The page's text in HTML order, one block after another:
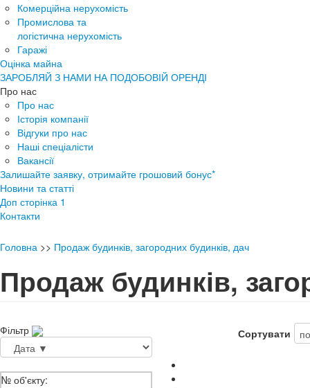
Комерційна нерухомість
Промислова та
логістична нерухомість
Гаражі
Оцінка майна
ЗАРОБЛЯЙ З НАМИ НА ПОДОБОВІЙ ОРЕНДІ
Про нас
Про нас
Історія компанії
Відгуки про нас
Наші спеціалісти
Вакансії
Залишайте заявку, отримайте грошовий бонус*
Новини та статті
Доп сторінка 1
Контакти
Головна >> Продаж будинків, загородних будинків, дач
Продаж будинків,
Фільтр
№ об'єкту:
Сортувати